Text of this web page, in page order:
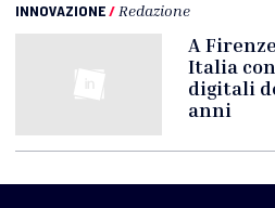
INNOVAZIONE/Redazione
A
Italia
digitali
anni